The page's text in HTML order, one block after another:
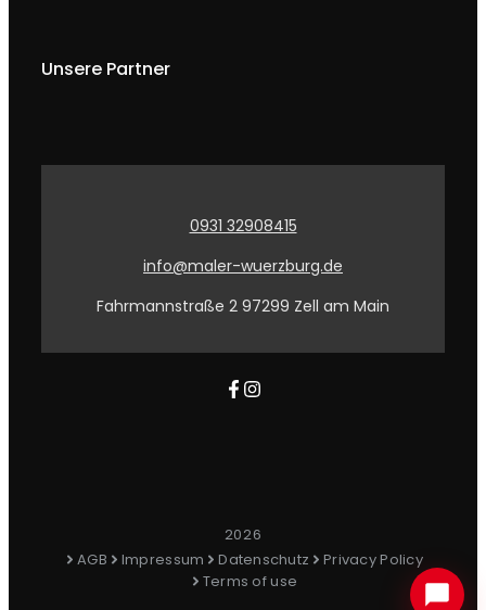
Unsere Partner
0931 32908415
info@maler-wuerzburg.de
Fahrmannstraße 2 97299 Zell am Main
2026
AGB
Impressum Datenschutz
Privacy Policy
Terms of use